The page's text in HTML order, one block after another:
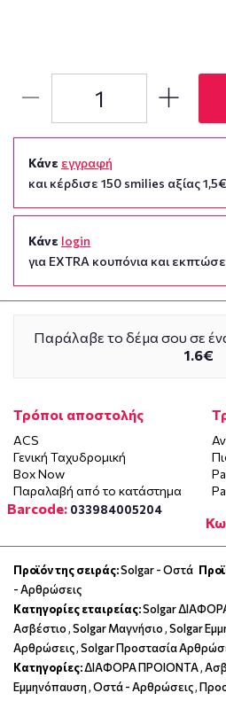
Κάνε εγγραφή
και κέρδισε 150 smilies αξίας 1,5€
Κάνε login
για EXTRA κουπόνια και
Παράλαβε το δέμα σου σε
1.6€
Τρόποι αποστολής
ACS
Γενική Ταχυδρομική
Box Now
Παραλαβή από το κατάστημα
Barcode: 033984005204
Προϊόν της σειράς:Solgar - Οστά
- Αρθρώσεις
Κατηγορίες εταιρείας:Solgar
Ασβέστιο,Solgar Μαγνήσιο,Solgar
Αρθρώσεις,Solgar Προστασία
Κατηγορίες:ΔΙΑΦΟΡΑ ΠΡΟΙΟΝΤΑ,
Εμμηνόπαυση,Οστά - Αρθρώσεις,